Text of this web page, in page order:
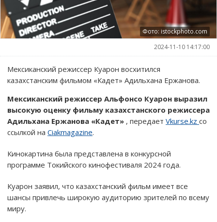
Фото: istockphoto.com
2024-11-10 14:17:00
Мексиканский режиссер Куарон восхитился
казахстанским фильмом «Кадет» Адильхана Ержанова.
Мексиканский режиссер Альфонсо Куарон выразил
высокую оценку фильму казахстанского режиссера
Адильхана Ержанова «Кадет» , передает Vkurse.kz со
ссылкой на Ciakmagazine.
Кинокартина была представлена в конкурсной
программе Токийского кинофестиваля 2024 года.
Куарон заявил, что казахстанский фильм имеет все
шансы привлечь широкую аудиторию зрителей по всему
миру.